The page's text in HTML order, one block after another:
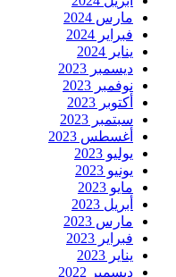
مارس 2024
فبراير 2024
يناير 2024
ديسمبر 2023
نوفمبر 2023
أكتوبر 2023
سبتمبر 2023
أغسطس 2023
يوليو 2023
يونيو 2023
مايو 2023
أبريل 2023
مارس 2023
فبراير 2023
يناير 2023
ديسمبر 2022